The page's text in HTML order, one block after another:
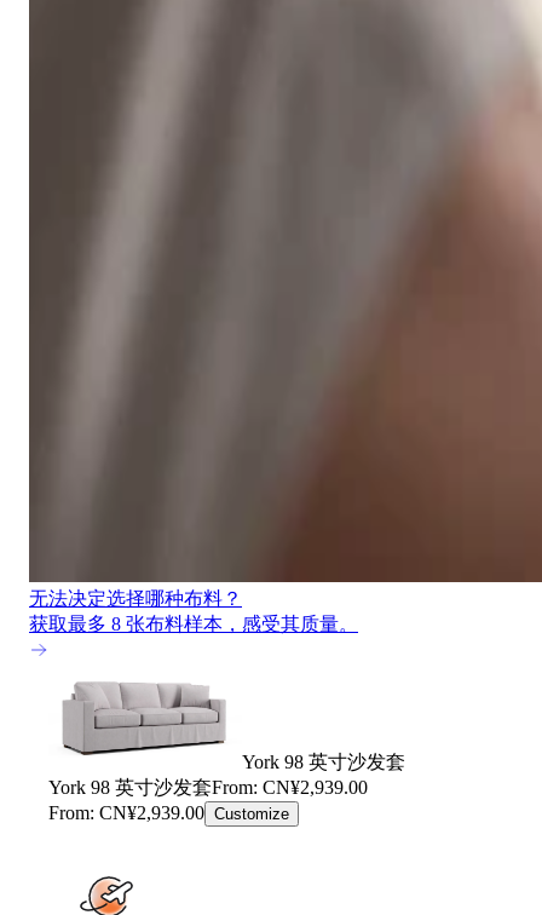
无法决定选择哪种布料？
获取最多 8 张布料样本，感受其质量。
York 98 英寸沙发套
York 98 英寸沙发套From: CN¥2,939.00
From: CN¥2,939.00 Customize